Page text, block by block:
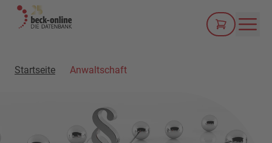
Startseite Anwaltschaft